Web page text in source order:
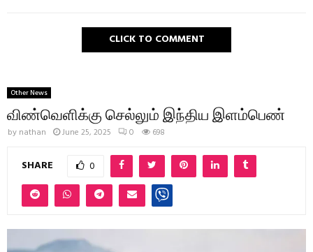
CLICK TO COMMENT
Other News
விண்வெளிக்கு செல்லும் இந்திய இளம்பெண்
by nathan June 25, 2025 0 698
SHARE 0